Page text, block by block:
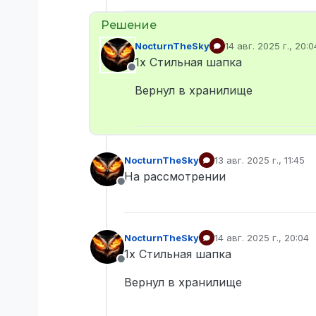
Не в сети
NocturnTheSky 14 авг. 2025 г.,
отредактировано
1x Стильная шапка
Вернул в хранилище
Не в сети
NocturnTheSky 13 авг. 2025 г., 11:45
отредактировано
На рассмотрении
Не в сети
NocturnTheSky 14 авг. 2025 г., 20:04
отредактировано
1x Стильная шапка
Вернул в хранилище